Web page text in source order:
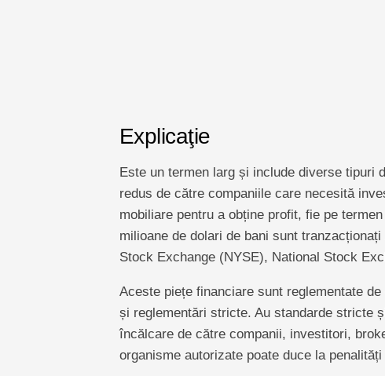
Explicaţie
Este un termen larg și include diverse tipuri
redus de către companiile care necesită
mobiliare pentru a obține profit, fie pe
milioane de dolari de bani sunt
Stock Exchange (NYSE), National Stock
Aceste piețe financiare sunt reglementate
și reglementări stricte. Au standarde stricte
încălcare de către companii, investitori,
organisme autorizate poate duce la